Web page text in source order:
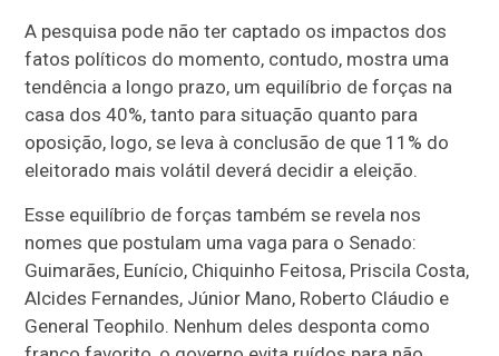
A pesquisa pode não ter captado os impactos dos
fatos políticos do momento, contudo, mostra uma
tendência a longo prazo, um equilíbrio de forças na
casa dos 40%, tanto para situação quanto para
oposição, logo, se leva à conclusão de que 11% do
eleitorado mais volátil deverá decidir a eleição.
Esse equilíbrio de forças também se revela nos
nomes que postulam uma vaga para o Senado:
Guimarães, Eunício, Chiquinho Feitosa, Priscila Costa,
Alcides Fernandes, Júnior Mano, Roberto Cláudio e
General Teophilo. Nenhum deles desponta como